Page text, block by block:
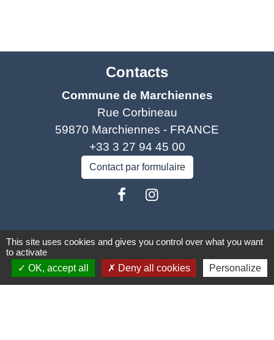
Contacts
Commune de Marchiennes
Rue Corbineau
59870 Marchiennes - FRANCE
+33 3 27 94 45 00
Contact par formulaire
Liens
Coeur d'Ostevent Tourisme
Département du Nord
This site uses cookies and gives you control over what you want
to activate
OK, accept all
Deny all cookies Personalize